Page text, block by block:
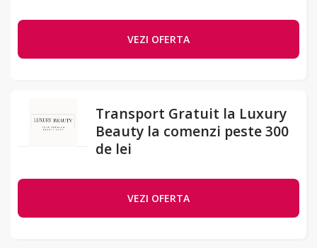
VEZI OFERTA
Transport Gratuit la Luxury
Beauty la comenzi peste 300
de lei
VEZI OFERTA